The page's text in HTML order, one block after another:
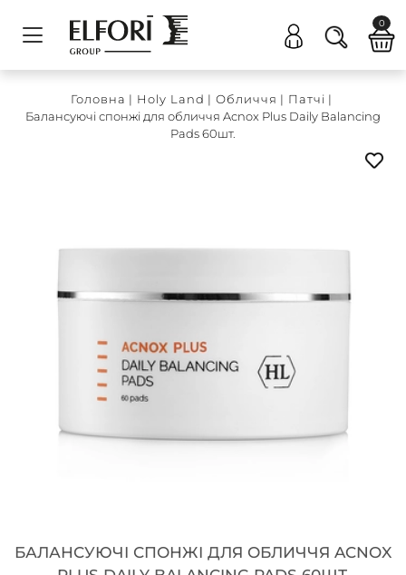
0
Головна | Holy Land | Обличчя | Патчі |
Балансуючі спонжі для обличчя Acnox Plus Daily Balancing
Pads 60шт.
БАЛАНСУЮЧІ СПОНЖІ ДЛЯ ОБЛИЧЧЯ ACNOX